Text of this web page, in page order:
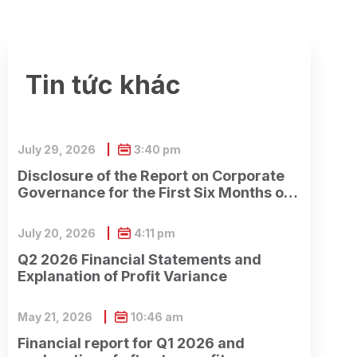
Tin tức khác
Disclosure of the Report on Corporate
Governance for the First Six Months of
July 29, 2026 3:40 pm
Q2 2026 Financial Statements and
Explanation of Profit Variance
July 20, 2026 4:11 pm
Financial report for Q1 2026 and
May 21, 2026 10:46 am